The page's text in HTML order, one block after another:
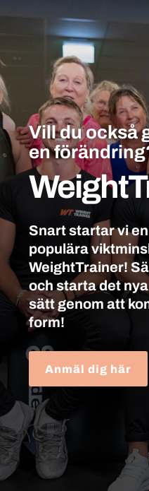
Vill du också
en
Snart startar vi
populära
WeightTrainer!
och starta det
sätt genom att
form!
Anmäl dig här